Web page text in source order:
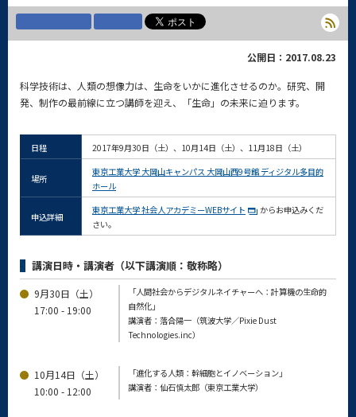
公開日：2017.08.23
科学技術は、人類の想像力は、生命をいかに進化させるのか。研究、開
発、制作の最前線に立つ講師を迎え、「生命」の未来に迫ります。
日程 2017年9月30日（土）、10月14日（土）、11月18日（土）
場所
東京工業大学 大岡山キャンパス 大岡山西9号館 ディジタル多目的
ホール
申込詳細
東京工業大学 社会人アカデミーWEBサイト
からお申込みくだ
さい。
講演日時・講演者（以下講演順：敬称略）
9月30日（土）
17:00 - 19:00
「人間社会からデジタルネイチャーへ：計算機の生命的
自然化」
講演者：落合陽一（筑波大学／Pixie Dust
Technologies.inc）
10月14日（土）
10:00 - 12:00
「進化する人類：幹細胞とイノベーション」
講演者：仙石慎太郎（東京工業大学）